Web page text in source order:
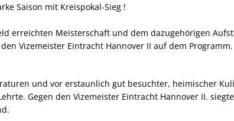
Saison mit Kreispokal-Sieg !
erreichten Meisterschaft und dem dazugehörigen
Vizemeister Eintracht Hannover II auf dem Programm.
und vor erstaunlich gut besuchter, heimischer
Gegen den Vizemeister Eintracht Hannover II.